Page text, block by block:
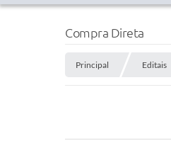
Compra Direta
Principal Editais